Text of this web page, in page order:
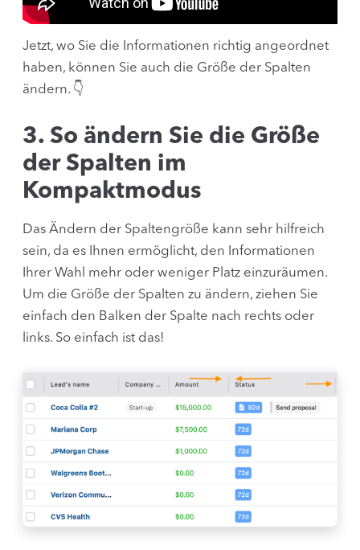
Jetzt, wo Sie die Informationen richtig angeordnet
haben, können Sie auch die Größe der Spalten
ändern. 👇
3. So ändern Sie die Größe
der Spalten im
Kompaktmodus
Das Ändern der Spaltengröße kann sehr hilfreich
sein, da es Ihnen ermöglicht, den Informationen
Ihrer Wahl mehr oder weniger Platz einzuräumen.
Um die Größe der Spalten zu ändern, ziehen Sie
einfach den Balken der Spalte nach rechts oder
links. So einfach ist das!